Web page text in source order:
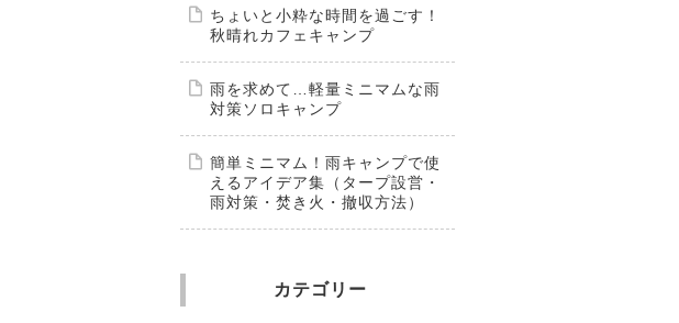
ちょいと小粋な時間を過ごす！
秋晴れカフェキャンプ
雨を求めて…軽量ミニマムな雨
対策ソロキャンプ
簡単ミニマム！雨キャンプで使
えるアイデア集（タープ設営・
雨対策・焚き火・撤収方法）
カテゴリー